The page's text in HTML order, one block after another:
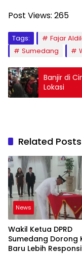
Post Views: 265
Tags: Fajar
Sumedang
Banjir di
Lokasi
Related Posts
News
Wakil Ketua DPRD
Sumedang Dorong
Baru Lebih